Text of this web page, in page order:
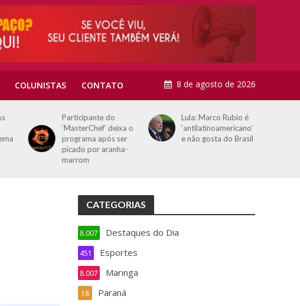
COLUNISTAS CONTATO 8 de agosto de 2026
Participante do
‘MasterChef’ deixa o
programa após ser
picado por aranha-
marrom
Lula: Marco Rubio é
‘antilatinoamericano’
e não gosta do Brasil
CATEGORIAS
Destaques do Dia
8.007
Esportes
451
Maringa
8.007
Paraná
18